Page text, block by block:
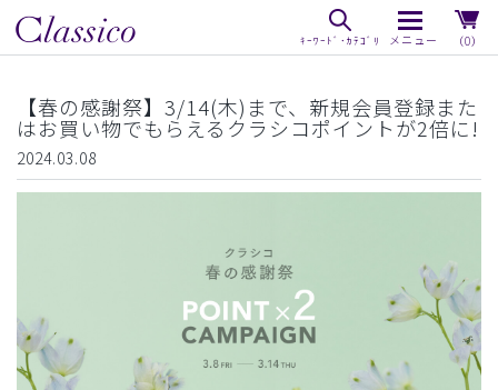
（0）
【春の感謝祭】3/14(木)まで、新規会員登録また
はお買い物でもらえるクラシコポイントが2倍に!
2024.03.08